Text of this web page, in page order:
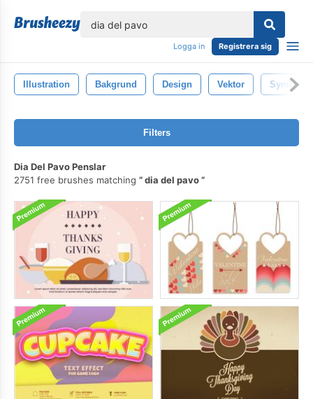
Logga in Registrera sig
Illustration Bakgrund Design Vektor Symbol
Filters
Dia Del Pavo Penslar
2751 free brushes matching
dia del pavo